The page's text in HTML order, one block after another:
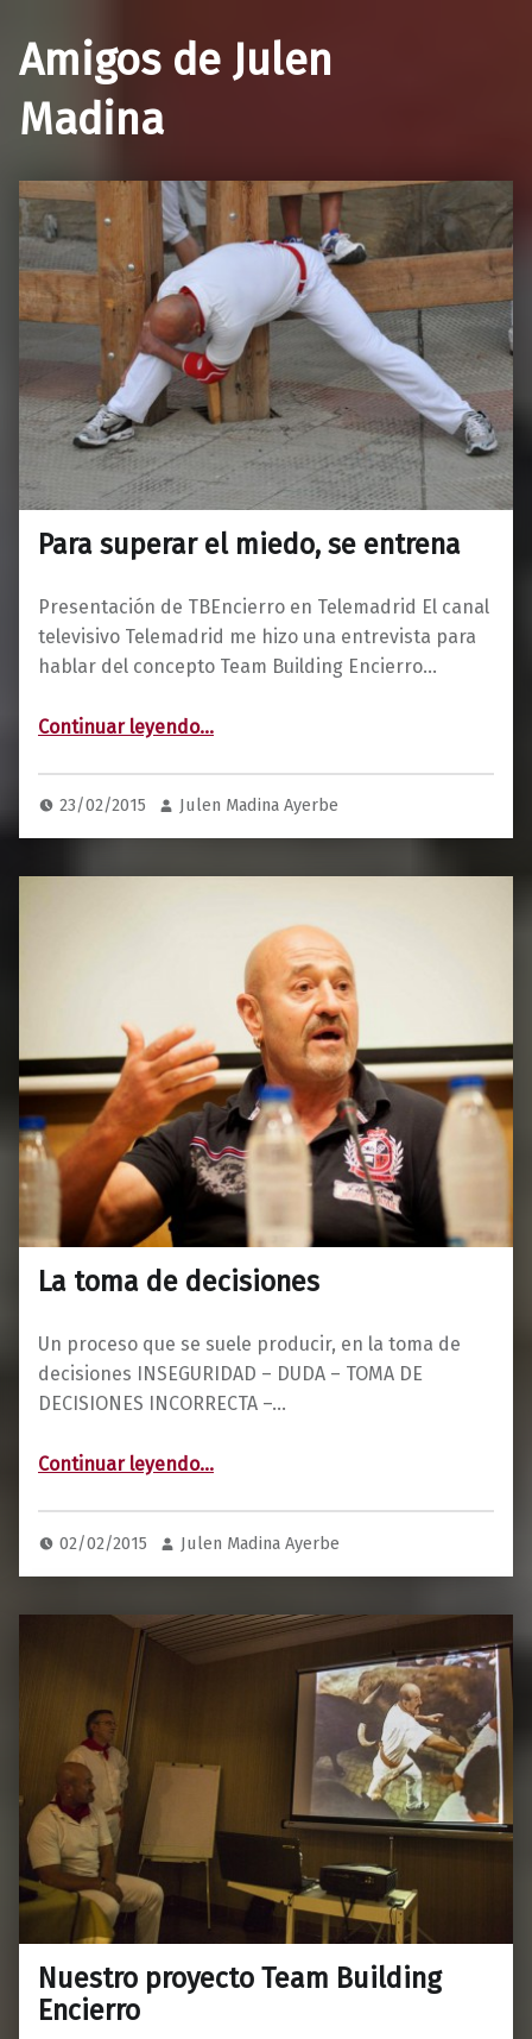
Amigos de Julen
Madina
Para superar el miedo, se entrena
Presentación de TBEncierro en Telemadrid El canal
televisivo Telemadrid me hizo una entrevista para
hablar del concepto Team Building Encierro…
Continuar leyendo“Para superar el miedo, se entrena”
…
23/02/2015 Julen Madina Ayerbe
La toma de decisiones
Un proceso que se suele producir, en la toma de
decisiones INSEGURIDAD – DUDA – TOMA DE
DECISIONES INCORRECTA –…
Continuar leyendo…
02/02/2015 Julen Madina Ayerbe
Nuestro proyecto Team Building
Encierro